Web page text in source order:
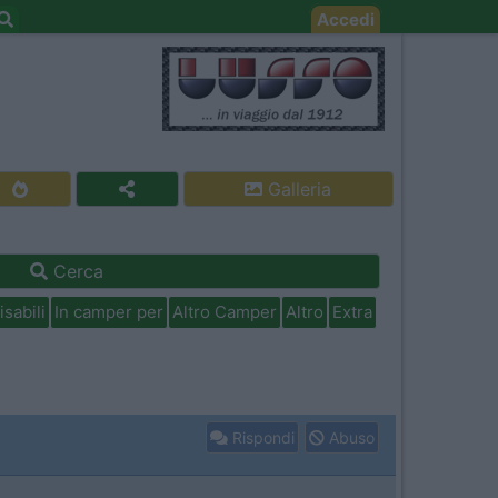
Accedi
Galleria
Cerca
In camper per Altro Camper Altro Extra
Rispondi Abuso